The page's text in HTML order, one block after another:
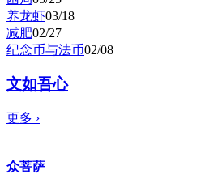
养龙虾03/18
减肥02/27
纪念币与法币02/08
文如吾心
更多 ›
众菩萨